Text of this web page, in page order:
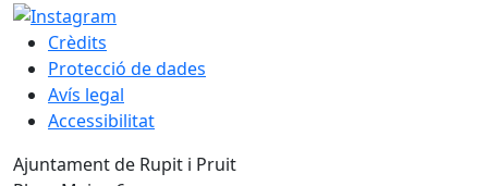
Crèdits
Protecció de dades
Avís legal
Accessibilitat
Ajuntament de Rupit i Pruit